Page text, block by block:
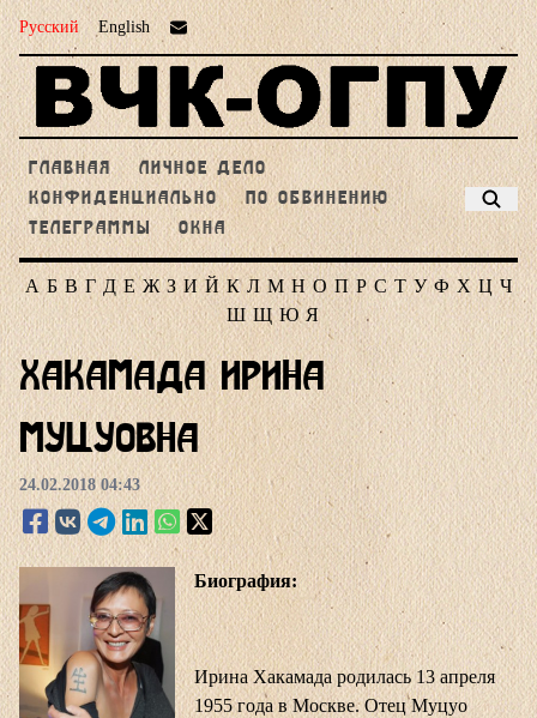
Русский English
ГЛАВНАЯ
ЛИЧНОЕ ДЕЛО
КОНФИДЕНЦИАЛЬНО
ПО ОБВИНЕНИЮ
ТЕЛЕГРАММЫ
ОКНА
А Б В Г Д Е Ж З И Й К Л М Н О П Р С Т У Ф Х Ц Ч
Ш Щ Ю Я
Хакамада Ирина
Муцуовна
24.02.2018 04:43
Биография:
Ирина Хакамада родилась 13 апреля
1955 года в Москве. Отец Муцуо